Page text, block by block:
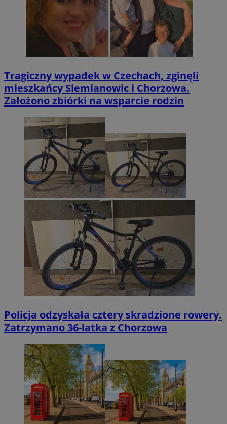
Tragiczny wypadek w Czechach, zginęli
mieszkańcy Siemianowic i Chorzowa.
Założono zbiórki na wsparcie rodzin
Policja odzyskała cztery skradzione rowery.
Zatrzymano 36-latka z Chorzowa